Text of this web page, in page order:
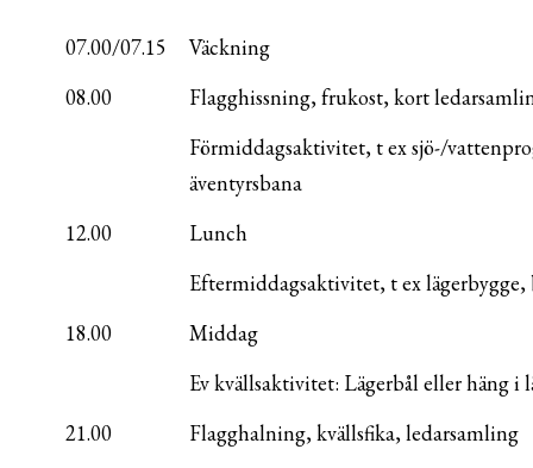
07.00/07.15
Väckning
08.00
Flagghissning, frukost, kort
Förmiddagsaktivitet, t ex sjö-/
äventyrsbana
12.00
Lunch
Eftermiddagsaktivitet, t ex
18.00
Middag
Ev kvällsaktivitet: Lägerbål eller häng i
21.00
Flagghalning, kvällsfika, ledarsamling